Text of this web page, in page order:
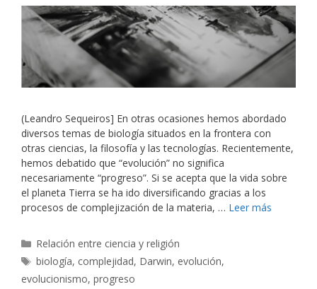
(Leandro Sequeiros] En otras ocasiones hemos abordado
diversos temas de biología situados en la frontera con
otras ciencias, la filosofía y las tecnologías. Recientemente,
hemos debatido que “evolución” no significa
necesariamente “progreso”. Si se acepta que la vida sobre
el planeta Tierra se ha ido diversificando gracias a los
procesos de complejización de la materia, … Leer más
Categorías
Relación entre ciencia y religión
Etiquetas
biología, complejidad, Darwin, evolución,
evolucionismo, progreso